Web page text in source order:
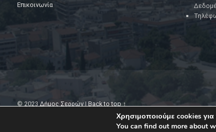
Επικοινωνία
© 2023 Δήμος Σερρών| Back to top ↑
Χρησιμοποιούμε cookies
You can find out more about